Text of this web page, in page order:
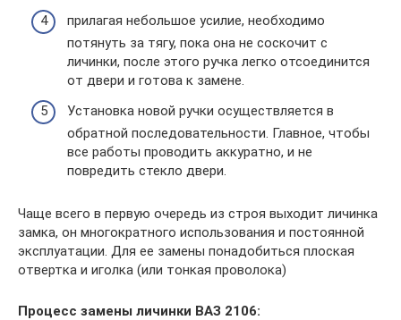
прилагая небольшое усилие, необходимо
потянуть за тягу, пока она не соскочит с
личинки, после этого ручка легко отсоединится
от двери и готова к замене.
Установка новой ручки осуществляется в
обратной последовательности. Главное, чтобы
все работы проводить аккуратно, и не
повредить стекло двери.
Чаще всего в первую очередь из строя выходит личинка
замка, он многократного использования и постоянной
эксплуатации. Для ее замены понадобиться плоская
отвертка и иголка (или тонкая проволока)
Процесс замены личинки ВАЗ 2106: